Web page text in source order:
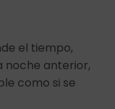
el tiempo,
noche anterior,
como si se